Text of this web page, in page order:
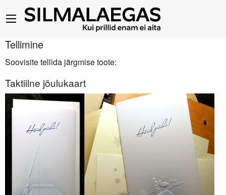
Tellimine
Soovisite tellida järgmise toote:
Taktiilne jõulukaart